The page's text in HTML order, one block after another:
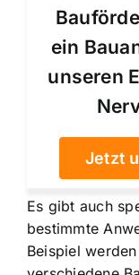
ein
unseren
Jetzt
Es gibt auch
bestimmte
Beispiel